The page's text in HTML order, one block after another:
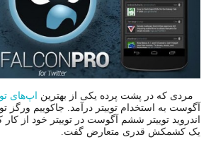
مردی که در پشت پرده یکی از بهترین اپ‌های
آگوست به استخدام توییتر درآمد. جاکوییم ورگز
اندروید توییتر ششم آگوست در توییتر خود از کار
یک کشمکش قدری متعارض گفت.